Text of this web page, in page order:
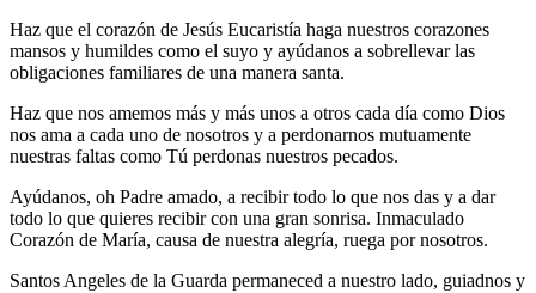
Haz que el corazón de Jesús Eucaristía haga nuestros corazones
mansos y humildes como el suyo y ayúdanos a sobrellevar las
obligaciones familiares de una manera santa.
Haz que nos amemos más y más unos a otros cada día como Dios
nos ama a cada uno de nosotros y a perdonarnos mutuamente
nuestras faltas como Tú perdonas nuestros pecados.
Ayúdanos, oh Padre amado, a recibir todo lo que nos das y a dar
todo lo que quieres recibir con una gran sonrisa. Inmaculado
Corazón de María, causa de nuestra alegría, ruega por nosotros.
Santos Angeles de la Guarda permaneced a nuestro lado, guiadnos y